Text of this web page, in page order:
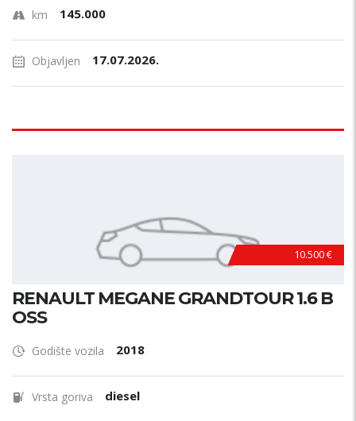
km 145.000
Objavljen 17.07.2026.
10.500 €
RENAULT MEGANE GRANDTOUR 1.6 B
OSS
Godište vozila 2018
Vrsta goriva diesel